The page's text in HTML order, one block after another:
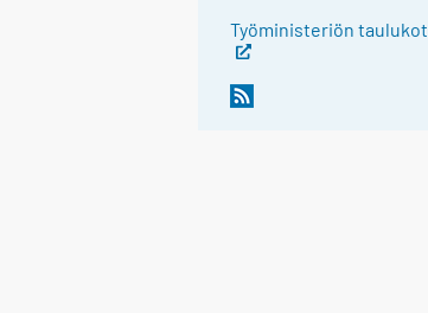
Työministeriön taulukot